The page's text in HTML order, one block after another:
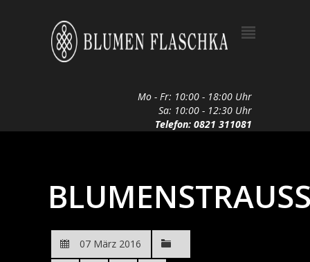
Mo - Fr: 10:00 - 18:00 Uhr
Sa: 10:00 - 12:30 Uhr
Telefon: 0821 311081
BLUMENSTRAUSS
07 März 2016